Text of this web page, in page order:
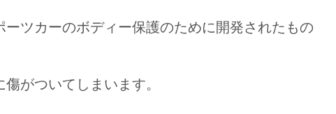
ツカーのボディー保護のために開発されたもの
がついてしまいます。